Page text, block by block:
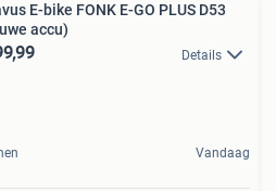
E-bike FONK E-GO PLUS D53
accu)
Details
Vandaag